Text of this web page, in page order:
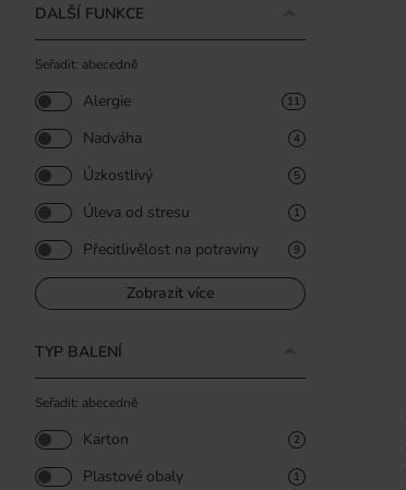
DALŠÍ FUNKCE
Seřadit: abecedně
Alergie 11
Nadváha 4
Úzkostlivý 5
Úleva od stresu 1
Přecitlivělost na potraviny 9
Zobrazit více
TYP BALENÍ
Seřadit: abecedně
Karton 2
Plastové obaly 1